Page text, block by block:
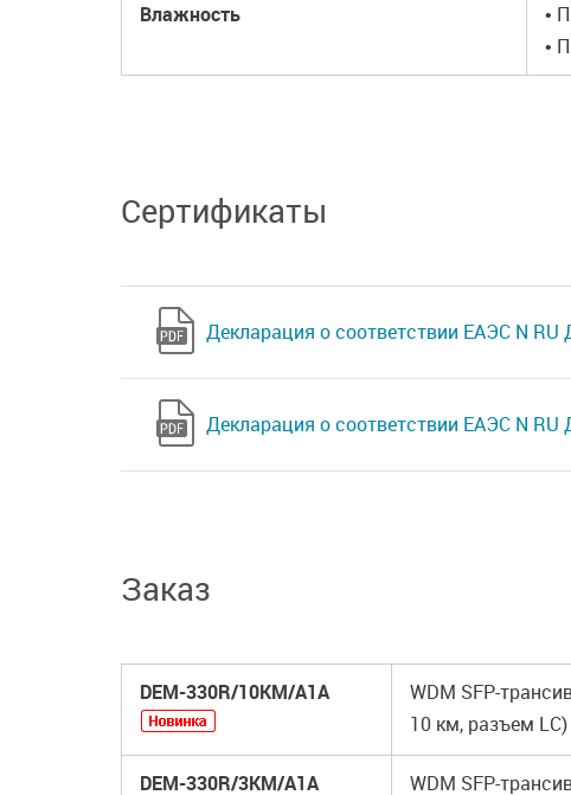
Влажность
•
•
Сертификаты
Декларация о соответствии ЕАЭС N
Декларация о соответствии ЕАЭС N RU
Заказ
DEM-330R/10KM/A1A
WDM SFP-
10 км, разъем LC)
DEM-330R/3KM/A1A WDM SFP-